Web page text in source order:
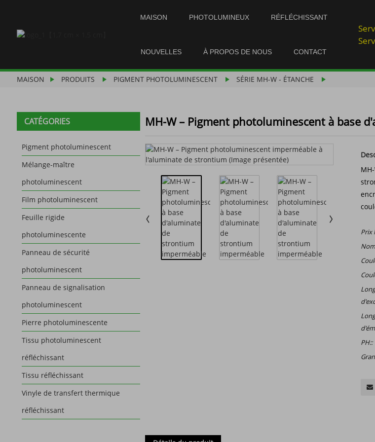
MAISON PHOTOLUMINEUX RÉFLÉCHISSANT
NOUVELLES À PROPOS DE NOUS CONTACT
MAISON PRODUITS PIGMENT PHOTOLUMINESCENT SÉRIE MH-W - ÉTANCHE
CATÉGORIES
Pigment photoluminescent
Mélange-maître
photoluminescent
Film photoluminescent
Feuille rigide
photoluminescente
Panneau de sécurité
photoluminescent
Panneau de signalisation
photoluminescent
Pierre photoluminescente
Tissu photoluminescent
réfléchissant
Tissu réfléchissant
Vinyle de transfert thermique
réfléchissant
MH-W – Pigment photoluminescent à base
Prix
PH::